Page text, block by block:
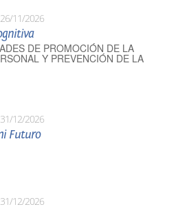
26/11/2026
DE PROMOCIÓN DE LA
Y PREVENCIÓN DE LA
31/12/2026
Futuro
31/12/2026